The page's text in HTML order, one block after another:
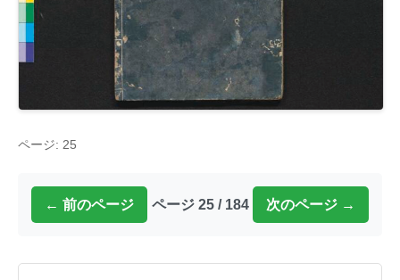
ページ: 25
← 前のページ ページ 25 / 184 次のページ →